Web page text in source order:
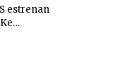
estrenan